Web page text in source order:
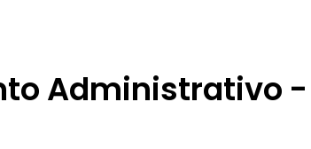
Administrativo -